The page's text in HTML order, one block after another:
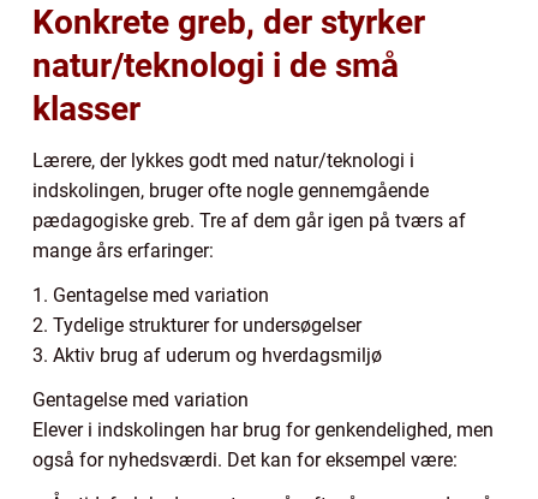
Konkrete greb, der styrker
natur/teknologi i de små
klasser
Lærere, der lykkes godt med natur/teknologi i
indskolingen, bruger ofte nogle gennemgående
pædagogiske greb. Tre af dem går igen på tværs af
mange års erfaringer:
1. Gentagelse med variation
2. Tydelige strukturer for undersøgelser
3. Aktiv brug af uderum og hverdagsmiljø
Gentagelse med variation
Elever i indskolingen har brug for genkendelighed, men
også for nyhedsværdi. Det kan for eksempel være: